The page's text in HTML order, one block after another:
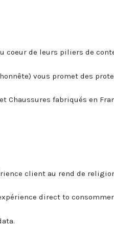
coeur de leurs piliers de
vous promet des
Chaussures fabriqués en
client au rend de
direct to